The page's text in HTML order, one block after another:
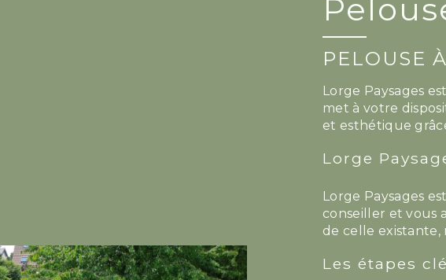
PELOUSE
Lorge Paysages
met à votre
et esthétique
Lorge
Lorge Paysages
conseiller et vous
de celle
Les étapes